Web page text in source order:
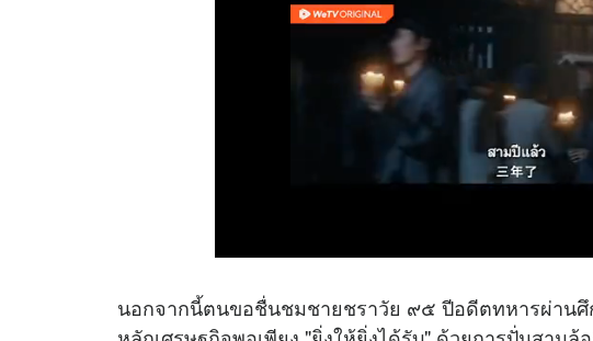
นอกจากนี้ตนขอชื่นชมชายชราวัย ๙๕ ปีอดีตทหารผ่านศึ